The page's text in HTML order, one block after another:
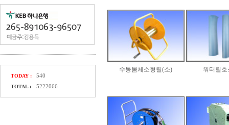
TODAY : 540
TOTAL : 5222066
수동몸체소형릴(소) 워터릴호